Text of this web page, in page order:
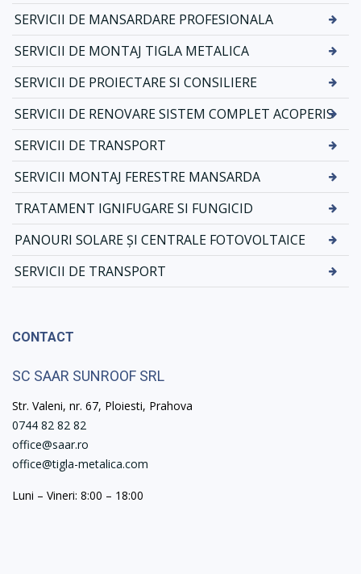
SERVICII DE MANSARDARE PROFESIONALA
SERVICII DE MONTAJ TIGLA METALICA
SERVICII DE PROIECTARE SI CONSILIERE
SERVICII DE RENOVARE SISTEM COMPLET ACOPERIS
SERVICII DE TRANSPORT
SERVICII MONTAJ FERESTRE MANSARDA
TRATAMENT IGNIFUGARE SI FUNGICID
PANOURI SOLARE ȘI CENTRALE FOTOVOLTAICE
SERVICII DE TRANSPORT
CONTACT
SC SAAR SUNROOF SRL
Str. Valeni, nr. 67, Ploiesti, Prahova
0744 82 82 82
office@saar.ro
office@tigla-metalica.com
Luni – Vineri: 8:00 – 18:00